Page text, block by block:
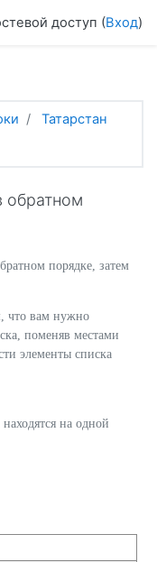
доступ (Вход)
Татарстан
обратном
порядке, затем
что вам нужно
поменяв местами
элементы списка
на одной